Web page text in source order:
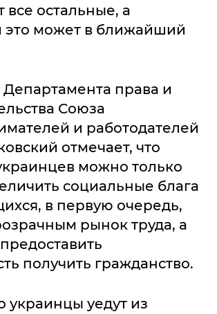
все остальные, а
это может в ближайший
Департамента права и
Союза
и работодателей
отмечает, что
можно только
социальные блага
в первую очередь,
рынок труда, а
получить гражданство.
украинцы уедут из